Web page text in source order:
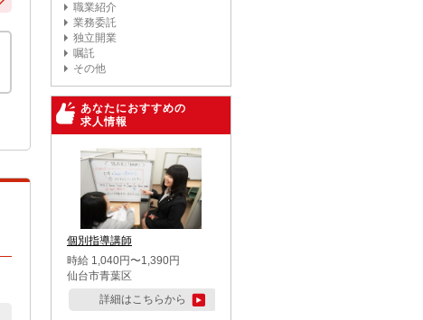
職業紹介
業務委託
独立開業
嘱託
その他
あなたにおすすめの
求人情報
個別指導講師
時給 1,040円〜1,390円
仙台市青葉区
詳細はこちらから